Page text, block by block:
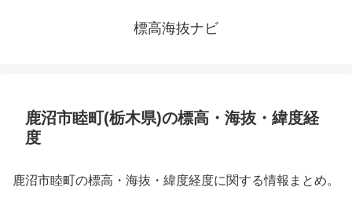
標高海抜ナビ
鹿沼市睦町(栃木県)の標高・海抜・緯度経
度
鹿沼市睦町の標高・海抜・緯度経度に関する情報まとめ。